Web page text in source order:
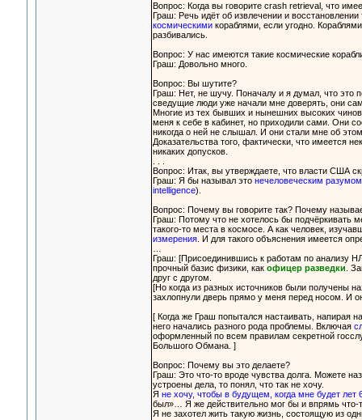
Вопрос: Когда вы говорите crash retrieval, что
Граш: Речь идёт об извлечении и восстановлении
космическимикораблями, если угодно.
разбивались.
Вопрос: У нас имеются такие космические
Граш: Довольно много.
Вопрос: Вы шутите?
Граш: Нет, не шучу. Поначалу и я думал, что это
сведущие люди уже начали мне доверять, они
Многие из тех бывших и нынешних высоких
меня к себе в кабинет, но приходили сами. Они
никогда о ней не слышал. И они стали мне об
Доказательства того, фактически, что имеется
никаких допусков.
Вопрос: Итак, вы утверждаете, что власти США
Граш: Я бы называл это нечеловеческим
intelligence).
Вопрос: Почему вы говорите так? Почему
Граш: Потому что не хотелось бы подчёркивать
такого-то места в космосе. А как человек,
измерения. И для такого объяснения имеется
Граш: [Присоединившись к работам по анализу
прочный базис физики, как офицер разведки .
друг с другом.
[Но когда из разных источников были получены
захлопнули дверь прямо у меня перед носом. И
[ Когда же Граш попытался настаивать, напирая
него начались разного рода проблемы. Включая
оформленный по всем правилам секретной
Большого Обмана. ]
Вопрос: Почему вы это делаете?
Граш: Это что-то вроде чувства долга. Можете
устроены дела, то понял, что так не хочу.
Я не хочу, чтобы в будущем, когда мне будет
был»… Я же действительно мог бы и впрямь что-
Я не захотел жить такую жизнь, состоящую из